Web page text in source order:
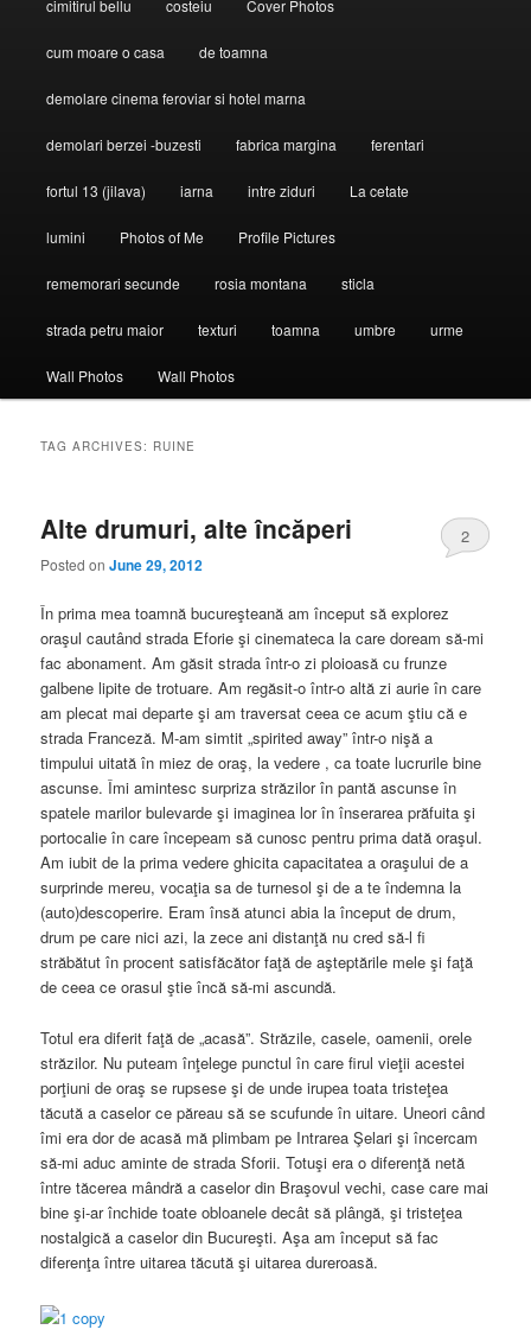
cimitirul bellu costeiu Cover Photos
cum moare o casa de toamna
demolare cinema feroviar si hotel marna
demolari berzei -buzesti fabrica margina ferentari
fortul 13 (jilava) iarna intre ziduri La cetate
lumini Photos of Me Profile Pictures
rememorari secunde rosia montana sticla
strada petru maior texturi toamna umbre urme
Wall Photos Wall Photos
TAG ARCHIVES: RUINE
Alte drumuri, alte încăperi
Posted onJune 29, 2012
2
În prima mea toamnă bucureşteană am început să explorez
oraşul cautând strada Eforie şi cinemateca la care doream să-mi
fac abonament. Am găsit strada într-o zi ploioasă cu frunze
galbene lipite de trotuare. Am regăsit-o într-o altă zi aurie în care
am plecat mai departe şi am traversat ceea ce acum ştiu că e
strada Franceză. M-am simtit „spirited away” într-o nişă a
timpului uitată în miez de oraş, la vedere , ca toate lucrurile bine
ascunse. Îmi amintesc surpriza străzilor în pantă ascunse în
spatele marilor bulevarde şi imaginea lor în înserarea prăfuita şi
portocalie în care începeam să cunosc pentru prima dată oraşul.
Am iubit de la prima vedere ghicita capacitatea a oraşului de a
surprinde mereu, vocaţia sa de turnesol şi de a te îndemna la
(auto)descoperire. Eram însă atunci abia la început de drum,
drum pe care nici azi, la zece ani distanţă nu cred să-l fi
străbătut în procent satisfăcător faţă de aşteptările mele şi faţă
de ceea ce orasul ştie încă să-mi ascundă.
Totul era diferit faţă de „acasă”. Străzile, casele, oamenii, orele
străzilor. Nu puteam înţelege punctul în care firul vieţii acestei
porţiuni de oraş se rupsese şi de unde irupea toata tristeţea
tăcută a caselor ce păreau să se scufunde în uitare. Uneori când
îmi era dor de acasă mă plimbam pe Intrarea Şelari şi încercam
să-mi aduc aminte de strada Sforii. Totuşi era o diferenţă netă
între tăcerea mândră a caselor din Braşovul vechi, case care mai
bine şi-ar închide toate obloanele decât să plângă, şi tristeţea
nostalgică a caselor din Bucureşti. Aşa am început să fac
diferenţa între uitarea tăcută şi uitarea dureroasă.